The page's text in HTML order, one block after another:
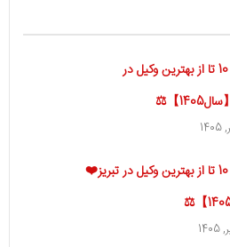
معرفی 10 تا از بهترین وکیل در
】⚖️
معرفی 10 تا از بهترین وکیل در تبریز❤️